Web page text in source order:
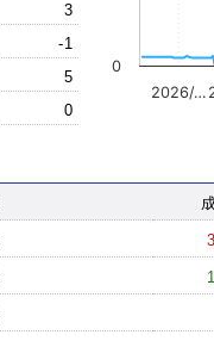
3
-1
5
0
2026/…
0